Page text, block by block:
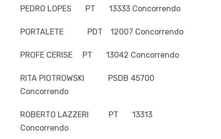
PEDRO LOPES PT 13333 Concorrendo
PORTALETE PDT 12007 Concorrendo
PROFE CERISE PT 13042 Concorrendo
RITA PIOTROWSKI PSDB 45700
Concorrendo
ROBERTO LAZZERI PT 13313
Concorrendo